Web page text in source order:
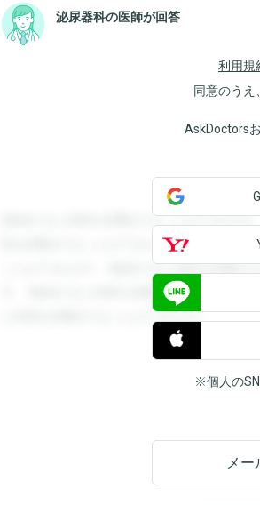
泌尿器科の医師が回答
利用規
同意のうえ
AskDoctors
登録すると回答を閲覧することができま
答を閲覧することができます。登録する
ことができます。登録すると回答を閲覧
す。登録すると回答を閲覧することがで
と回答を閲覧することができます。
※個人の
メー